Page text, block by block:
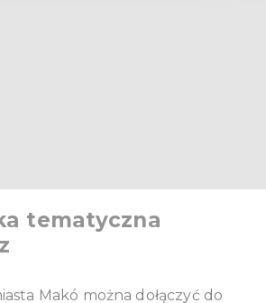
tematyczna
Makó można dołączyć do